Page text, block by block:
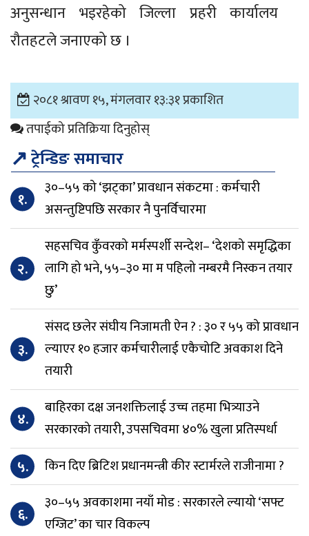
अनुसन्धान भइरहेको जिल्ला प्रहरी कार्यालय
रौतहटले जनाएको छ ।
२०८१ श्रावण १५, मंगलवार १३:३१ प्रकाशित
तपाईको प्रतिक्रिया दिनुहोस्
↗ट्रेन्डिङ समाचार
१.
३०–५५ को ‘झट्का’ प्रावधान संकटमा : कर्मचारी
असन्तुष्टिपछि सरकार नै पुनर्विचारमा
२.
सहसचिव कुँवरको मर्मस्पर्शी सन्देश– ‘देशको समृद्धिका
लागि हो भने, ५५–३० मा म पहिलो नम्बरमै निस्कन तयार
छु’
३.
संसद छलेर संघीय निजामती ऐन ? : ३० र ५५ को प्रावधान
ल्याएर १० हजार कर्मचारीलाई एकैचोटि अवकाश दिने
तयारी
४.
बाहिरका दक्ष जनशक्तिलाई उच्च तहमा भित्र्याउने
सरकारको तयारी, उपसचिवमा ४०% खुला प्रतिस्पर्धा
५. किन दिए ब्रिटिश प्रधानमन्त्री कीर स्टार्मरले राजीनामा ?
६.
३०–५५ अवकाशमा नयाँ मोड : सरकारले ल्यायो ‘सफ्ट
एग्जिट’ का चार विकल्प